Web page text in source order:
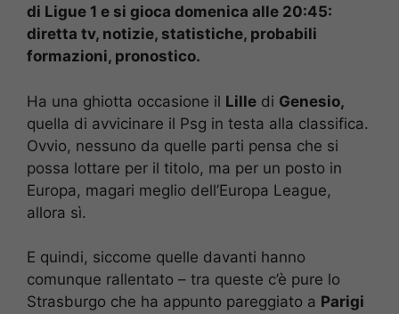
di Ligue 1 e si gioca domenica alle 20:45:
diretta tv, notizie, statistiche, probabili
formazioni, pronostico.
Ha una ghiotta occasione il Lille di Genesio,
quella di avvicinare il Psg in testa alla classifica.
Ovvio, nessuno da quelle parti pensa che si
possa lottare per il titolo, ma per un posto in
Europa, magari meglio dell’Europa League,
allora sì.
E quindi, siccome quelle davanti hanno
comunque rallentato – tra queste c’è pure lo
Strasburgo che ha appunto pareggiato a Parigi